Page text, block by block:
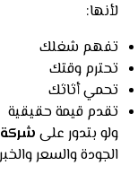
لأنها:
تفهم شغلك
تحترم وقتك
تحمي أثاثك
تقدم قيمة حقيقية
ولو بتدور على
الجودة والسعر